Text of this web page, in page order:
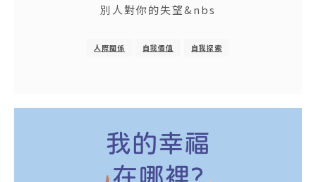
別人對你的失望&nbs
人際關係 自我價值 自我探索